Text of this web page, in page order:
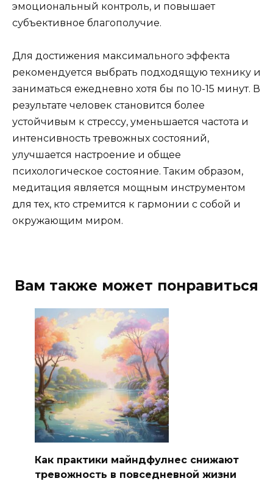
эмоциональный контроль, и повышает
субъективное благополучие.
Для достижения максимального эффекта
рекомендуется выбрать подходящую технику и
заниматься ежедневно хотя бы по 10-15 минут. В
результате человек становится более
устойчивым к стрессу, уменьшается частота и
интенсивность тревожных состояний,
улучшается настроение и общее
психологическое состояние. Таким образом,
медитация является мощным инструментом
для тех, кто стремится к гармонии с собой и
окружающим миром.
Вам также может понравиться
Как практики майндфулнес снижают
тревожность в повседневной жизни